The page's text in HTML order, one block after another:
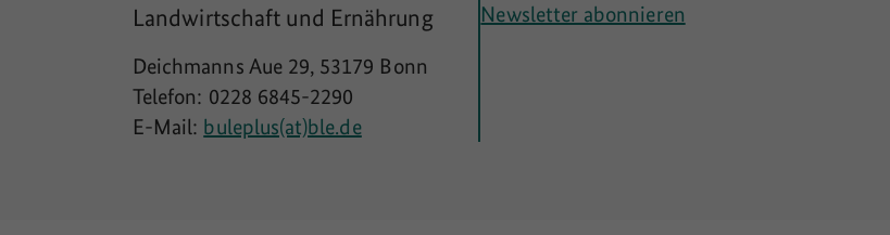
Landwirtschaft und Ernährung
Deichmanns Aue 29, 53179 Bonn
Telefon: 0228 6845-2290
E-Mail: buleplus(at)ble.de
Newsletter abonnieren